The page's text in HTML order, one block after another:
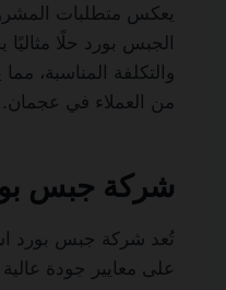
يعكس متطلبات
الجبس بورد حلًا
والتكلفة المناسبة،
من العملاء في عجمان.
شركة جبس
تُعد شركة جبس بورد
على معايير جودة